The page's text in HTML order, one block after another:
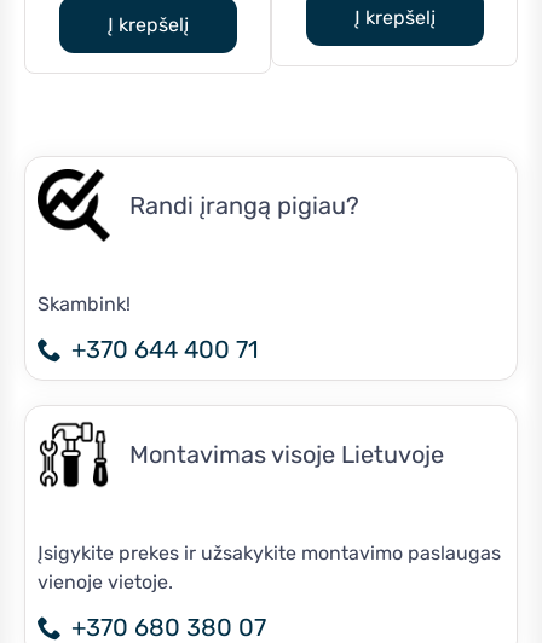
€1,000.00.
Į krepšelį
was:
€1,325.00.
Į krepšelį
Randi įrangą pigiau?
Skambink!
+370 644 400 71
Montavimas visoje Lietuvoje
Įsigykite prekes ir užsakykite montavimo paslaugas
vienoje vietoje.
+370 680 380 07